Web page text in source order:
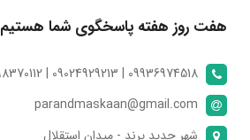
هفت روز هفته پاسخگوی شما هستیم
09936974518 | 09024929213 | 09398370112
parandmaskaan@gmail.com
شهر جدید پرند - میدان استقلال